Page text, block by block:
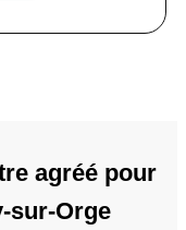
agréé pour
sur-Orge